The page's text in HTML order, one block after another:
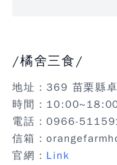
/橘舍三食/
地址：369 苗栗縣
時間：
電話：0966-
信箱：
官網： Link